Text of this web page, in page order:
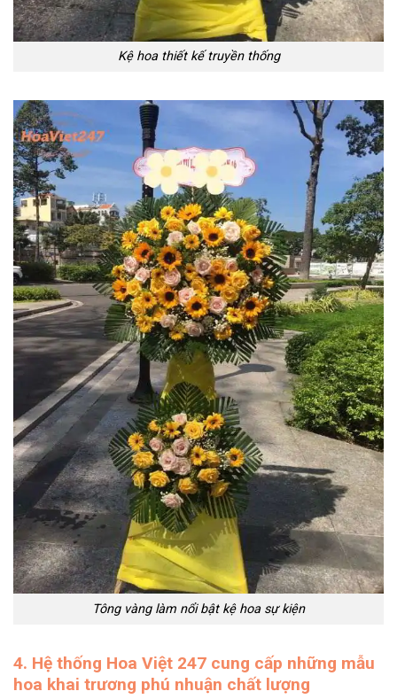
Kệ hoa thiết kế truyền thống
Tông vàng làm nổi bật kệ hoa sự kiện
4. Hệ thống Hoa Việt 247 cung cấp những mẫu
hoa khai trương phú nhuận chất lượng